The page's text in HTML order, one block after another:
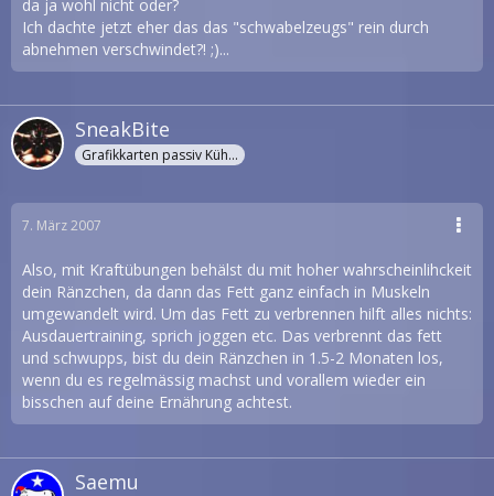
edit: ahh da sind nur Übungen mit Geräten vorhanden :/
da ja wohl nicht oder?
Ich dachte jetzt eher das das "schwabelzeugs" rein durch
abnehmen verschwindet?! ;)...
SneakBite
Grafikkarten passiv Kühler
7. März 2007
Also, mit Kraftübungen behälst du mit hoher wahrscheinlihckeit
dein Ränzchen, da dann das Fett ganz einfach in Muskeln
umgewandelt wird. Um das Fett zu verbrennen hilft alles nichts:
Ausdauertraining, sprich joggen etc. Das verbrennt das fett
und schwupps, bist du dein Ränzchen in 1.5-2 Monaten los,
wenn du es regelmässig machst und vorallem wieder ein
bisschen auf deine Ernährung achtest.
Saemu